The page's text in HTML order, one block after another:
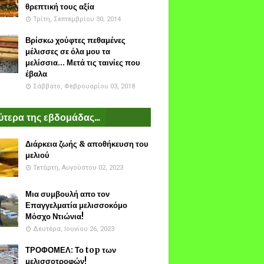
θρεπτική τους αξία
Τρίτη, Σεπτεμβρίου 30, 2014
Βρίσκω χούφτες πεθαμένες
μέλισσες σε όλα μου τα
μελίσσια... Μετά τις ταινίες που
έβαλα
Σάββατο, Φεβρουαρίου 03, 2018
της εβδομάδας...
Διάρκεια ζωής & αποθήκευση του
μελιού
Τετάρτη, Αυγούστου 02, 2023
Μια συμβουλή απο τον
Επαγγελματία μελισσοκόμο
Μόσχο Ντιώνια!
Δευτέρα, Ιουνίου 26, 2023
ΤΡΟΦΟΜΕΛ: Το top των
μελισσοτροφών!